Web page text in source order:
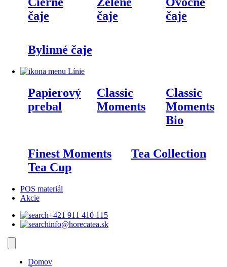
čaje
čaje
čaje
Bylinné čaje
Línie
Papierový
prebal
Classic
Moments
Classic
Moments
Bio
Finest Moments
Tea Cup
Tea Collection
POS materiál
Akcie
+421 911 410 115‬
info@horecatea.sk
Domov